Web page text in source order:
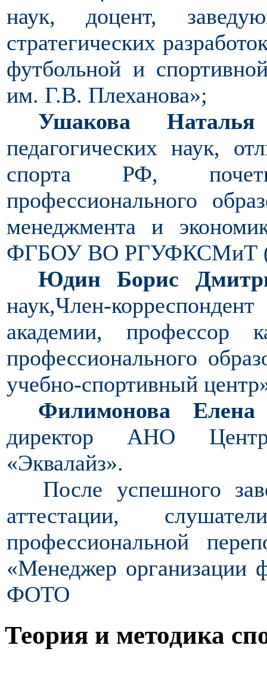
наук, доцент,
стратегических
футбольной и
им. Г.В. Плеханова»;
Ушакова Наталья
педагогических наук,
спорта РФ,
профессионального
менеджмента и
ФГБОУ ВО РГУФКСМиТ
Юдин Борис
наук,Член-
академии, профессор
профессионального
учебно-спортивный
Филимонова Елена
директор АНО Центр
«Эквалайз».
После успешного
аттестации,
профессиональной
«Менеджер организации
ФОТО
Теория и методика